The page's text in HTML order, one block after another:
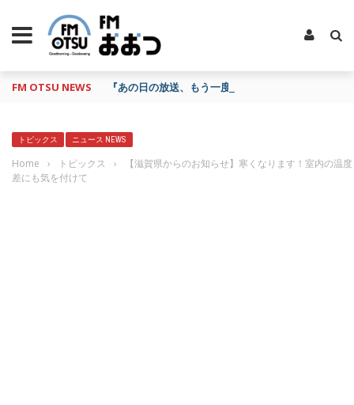
FM OTSU NEWS 『あの日の放送、もう一度聴きたいな…』にお応え
トピックス ニュース NEWS
Home › トピックス ›
【滋賀県からのお知らせ】寒くなります！室内の温度
差にも気を付けて